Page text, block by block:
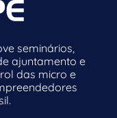
seminários,
ajuntamento e
das micro e